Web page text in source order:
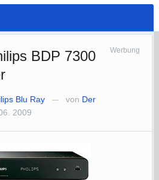
BDP 7300
Werbung
Blu Ray — von Der
2009